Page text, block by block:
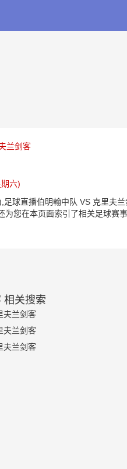
兰剑客
六)
球直播伯明翰中队 VS 克里夫
为您在本页面索引了相关足球赛
相关搜索
夫兰剑客
夫兰剑客
夫兰剑客